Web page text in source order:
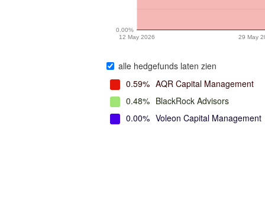
12 May 2026 29 May
0.00%
alle hedgefunds laten zien
0.59% AQR Capital Management
0.48% BlackRock Advisors
0.00% Voleon Capital Management